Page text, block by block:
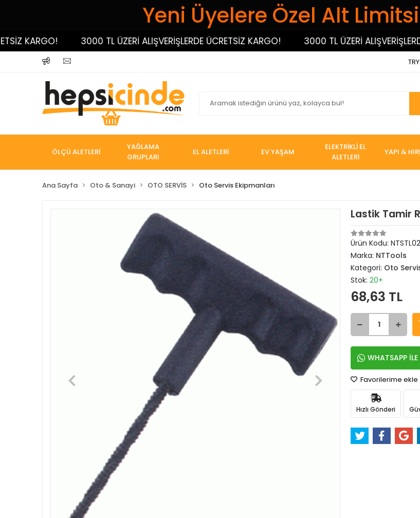
Yeni Üyelere Özel Alt
KARGO! 3000 TL ÜZERİ ALIŞVERİŞLERDE ÜCRETSİZ KARGO! 3000 TL ÜZERİ ALIŞVERİŞLERDE
ÖLÇÜ ALETLERİ
YAĞLAMA
GRUPLARI
EL ALETLERİ EV YAŞAM
ELEKTRİKLİ EL
ALETLERİ
YAPI &
Ana Sayfa Oto & Sanayi OTO SERVİS Oto Servis Ekipmanları
Lastik Tamir
Ürün Kodu: NTSTL02
Marka: NTTools
Kategori: Oto
Stok: 20+
68,63 TL
WHATSAPP İLE
Favorilerime ekle
Hızlı Gönderi